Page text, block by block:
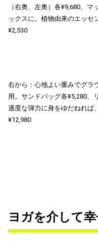
（右奥、左奥）各¥9,680、
ックスに。植物由来のエッセ
¥2,530
右から：心地よい重みでグラ
用。サンドバッグ各¥5,280、
適度な弾力に身をゆだねれば
¥12,980
ヨガを介して